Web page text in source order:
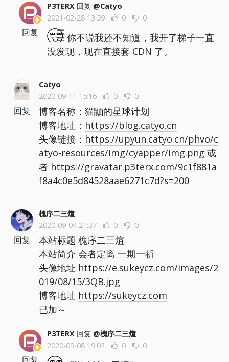
P3TERX 回复 @Catyo
2021-02-28 13:59
0 0
你不说我还不知道，我开了梯子一直
没发现，现在直接套 CDN 了。
回复
Catyo
2020-09-11 15:16
0 0
博客名称：猫鼬的星球计划
博客地址： https://blog.catyo.cn
头像链接： https://upyun.catyo.cn/phvo/c
atyo-resources/img/cyapper/img.png 或
者 https://gravatar.p3terx.com/9c1f881a
f8a4c0e5d84528aae6271c7d?s=200
回复
槐序二三煊
2020-09-04 21:37
0 0
本站标题 槐序二三煊
本站简介 会者定离 一期一祈
头像地址 https://e.sukeycz.com/images/2
019/08/15/3QB.jpg
博客地址 https://sukeycz.com
已加～
回复
P3TERX 回复 @槐序二三煊
2020-09-08 19:02
0 0